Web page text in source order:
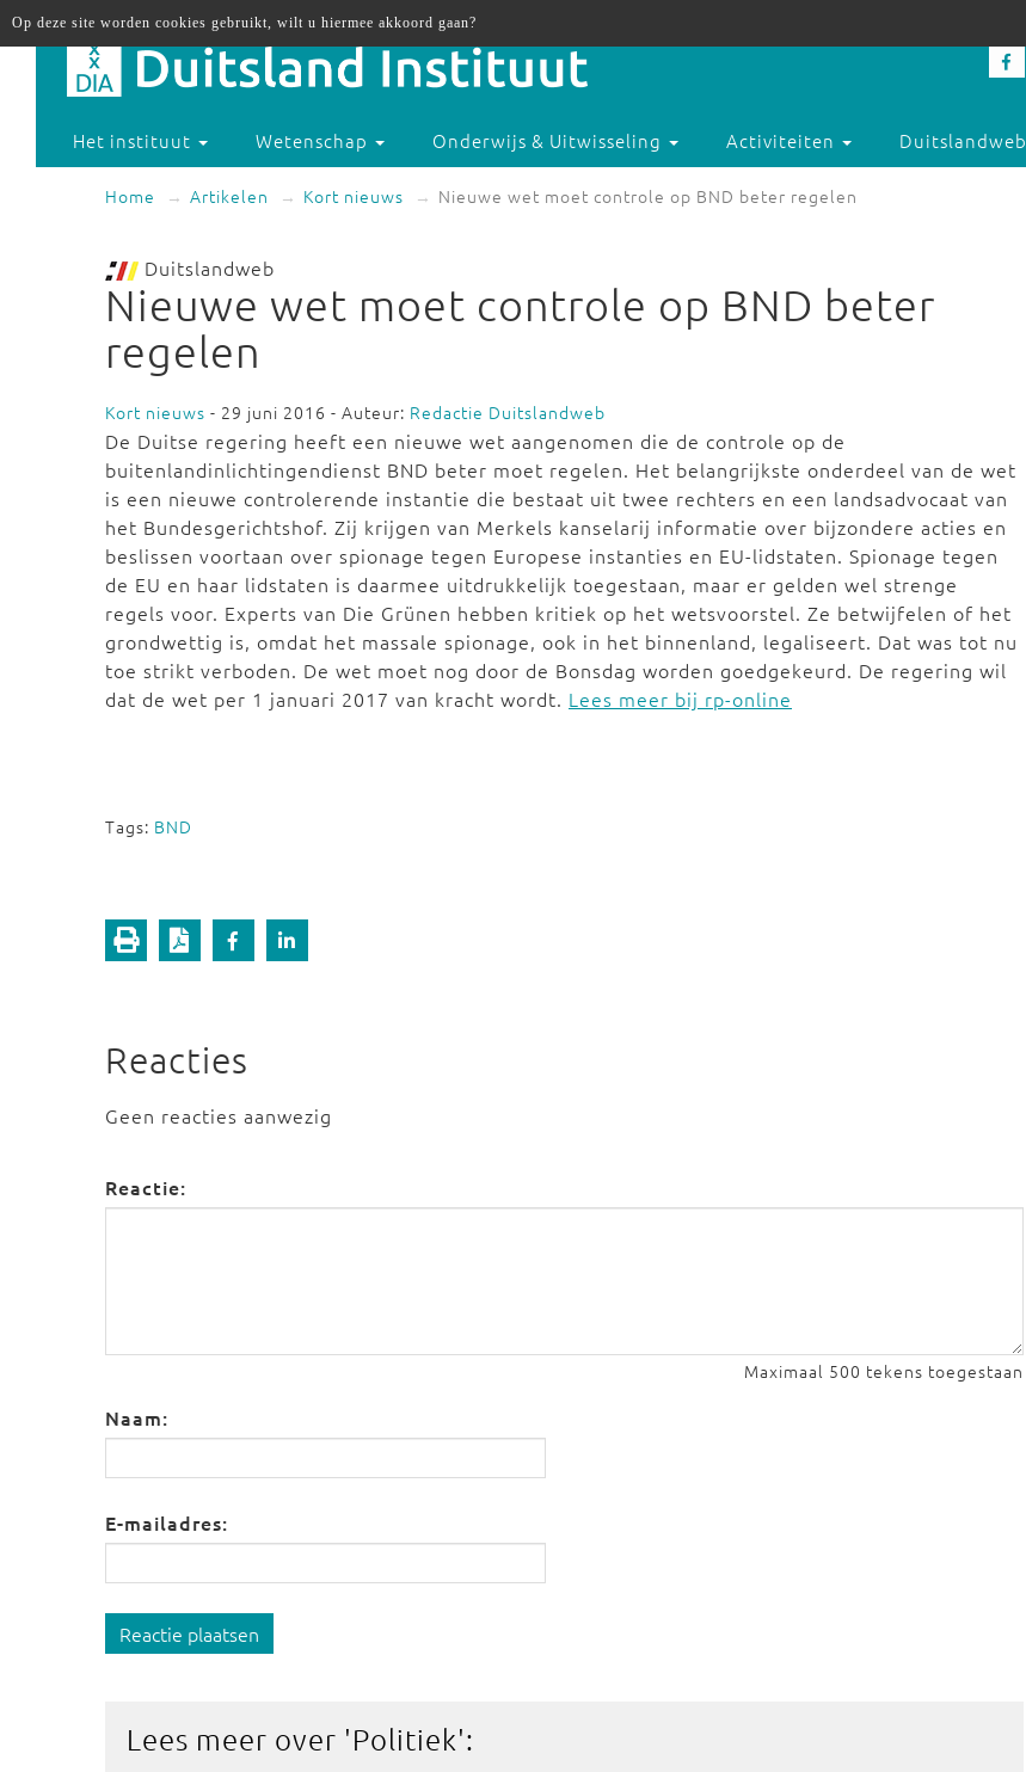
Het instituut Wetenschap Onderwijs & Uitwisseling Activiteiten Duitslandweb
Home Artikelen Kort nieuws Nieuwe wet moet controle op BND beter regelen
Duitslandweb
Nieuwe wet moet controle op BND beter
regelen
Kort nieuws - 29 juni 2016 - Auteur: Redactie Duitslandweb
De Duitse regering heeft een nieuwe wet aangenomen die de controle op de
buitenlandinlichtingendienst BND beter moet regelen. Het belangrijkste onderdeel van de wet
is een nieuwe controlerende instantie die bestaat uit twee rechters en een landsadvocaat van
het Bundesgerichtshof. Zij krijgen van Merkels kanselarij informatie over bijzondere acties en
beslissen voortaan over spionage tegen Europese instanties en EU-lidstaten. Spionage tegen
de EU en haar lidstaten is daarmee uitdrukkelijk toegestaan, maar er gelden wel strenge
regels voor. Experts van Die Grünen hebben kritiek op het wetsvoorstel. Ze betwijfelen of het
grondwettig is, omdat het massale spionage, ook in het binnenland, legaliseert. Dat was tot nu
toe strikt verboden. De wet moet nog door de Bonsdag worden goedgekeurd. De regering wil
dat de wet per 1 januari 2017 van kracht wordt. Lees meer bij rp-online
Tags: BND
Reacties
Geen reacties aanwezig
Reactie:
Maximaal 500 tekens toegestaan
Naam:
E-mailadres:
Reactie plaatsen
Lees meer over 'Politiek':
Op deze site worden cookies gebruikt, wilt u hiermee akkoord gaan?